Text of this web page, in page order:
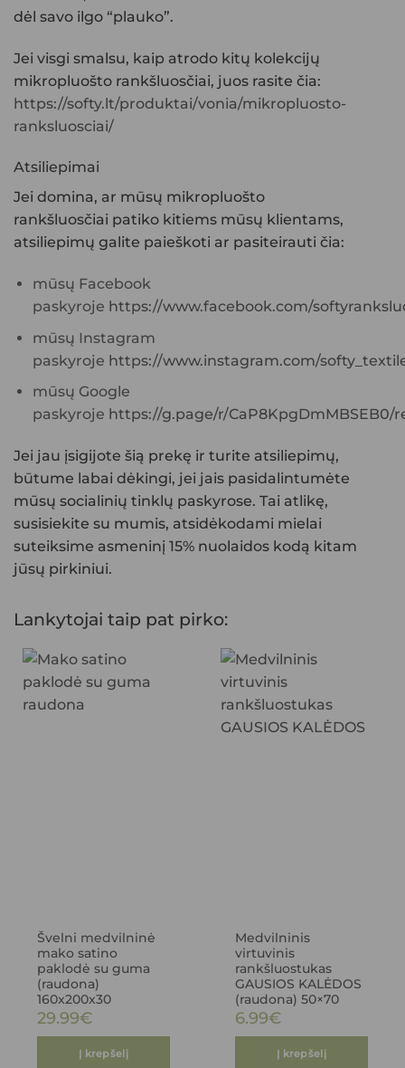
dėl savo ilgo “plauko”.
Jei visgi smalsu, kaip atrodo kitų kolekcijų
mikropluošto rankšluosčiai, juos rasite čia:
https://softy.lt/produktai/vonia/mikropluosto-
ranksluosciai/
Atsiliepimai
Jei domina, ar mūsų mikropluošto
rankšluosčiai patiko kitiems mūsų klientams,
atsiliepimų galite paieškoti ar pasiteirauti čia:
mūsų Facebook
paskyroje https://www.facebook.com/
mūsų Instagram
paskyroje https://www.instagram.com/
mūsų Google
paskyroje https://g.page/r/CaP8KpgDmMBSEB0/
Jei jau įsigijote šią prekę ir turite atsiliepimų,
būtume labai dėkingi, jei jais pasidalintumėte
mūsų socialinių tinklų paskyrose. Tai atlikę,
susisiekite su mumis, atsidėkodami mielai
suteiksime asmeninį 15% nuolaidos kodą kitam
jūsų pirkiniui.
Lankytojai taip pat pirko:
Švelni medvilninė
mako satino
paklodė su guma
(raudona)
160x200x30
29.99€
Į krepšelį
Medvilninis
virtuvinis
rankšluostukas
GAUSIOS KALĖDOS
(raudona) 50×70
6.99€
Į krepšelį